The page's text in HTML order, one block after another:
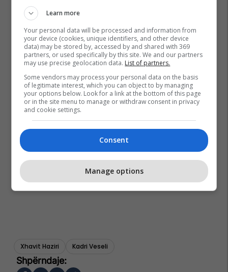
Xhavit Haziri Kadri Veseli
Learn more
Your personal data will be processed and information from
your device (cookies, unique identifiers, and other device
data) may be stored by, accessed by and shared with 369
partners, or used specifically by this site. We and our partners
may use precise geolocation data. List of partners.
Some vendors may process your personal data on the basis
of legitimate interest, which you can object to by managing
your options below. Look for a link at the bottom of this page
or in the site menu to manage or withdraw consent in privacy
and cookie settings.
Consent
Manage options